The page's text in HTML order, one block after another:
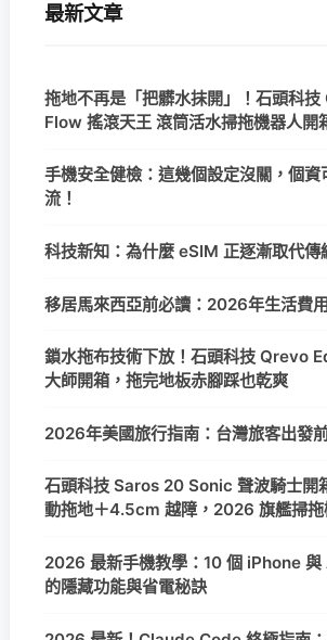
最新文章
拖地不再是「把髒水抹開」！石頭科
Flow 搖滾天王 滾筒活水掃拖機器人開
手機安全健檢：這幾個設定沒關，個資
流！
科技新知：為什麼 eSIM 正逐漸取代傳
移居馬來西亞前必讀：2026年生活費
鎖水拖布技術下放！石頭科技 Qrevo
大師開箱，拖完地板赤腳踩也乾爽
2026年美國旅行指南：台灣旅客出發
石頭科技 Saros 20 Sonic 聲波騎士開
動拖地＋4.5cm 越障，2026 旗艦掃拖
2026 最新手機教學：10 個 iPhone
的隱藏功能與省電秘訣